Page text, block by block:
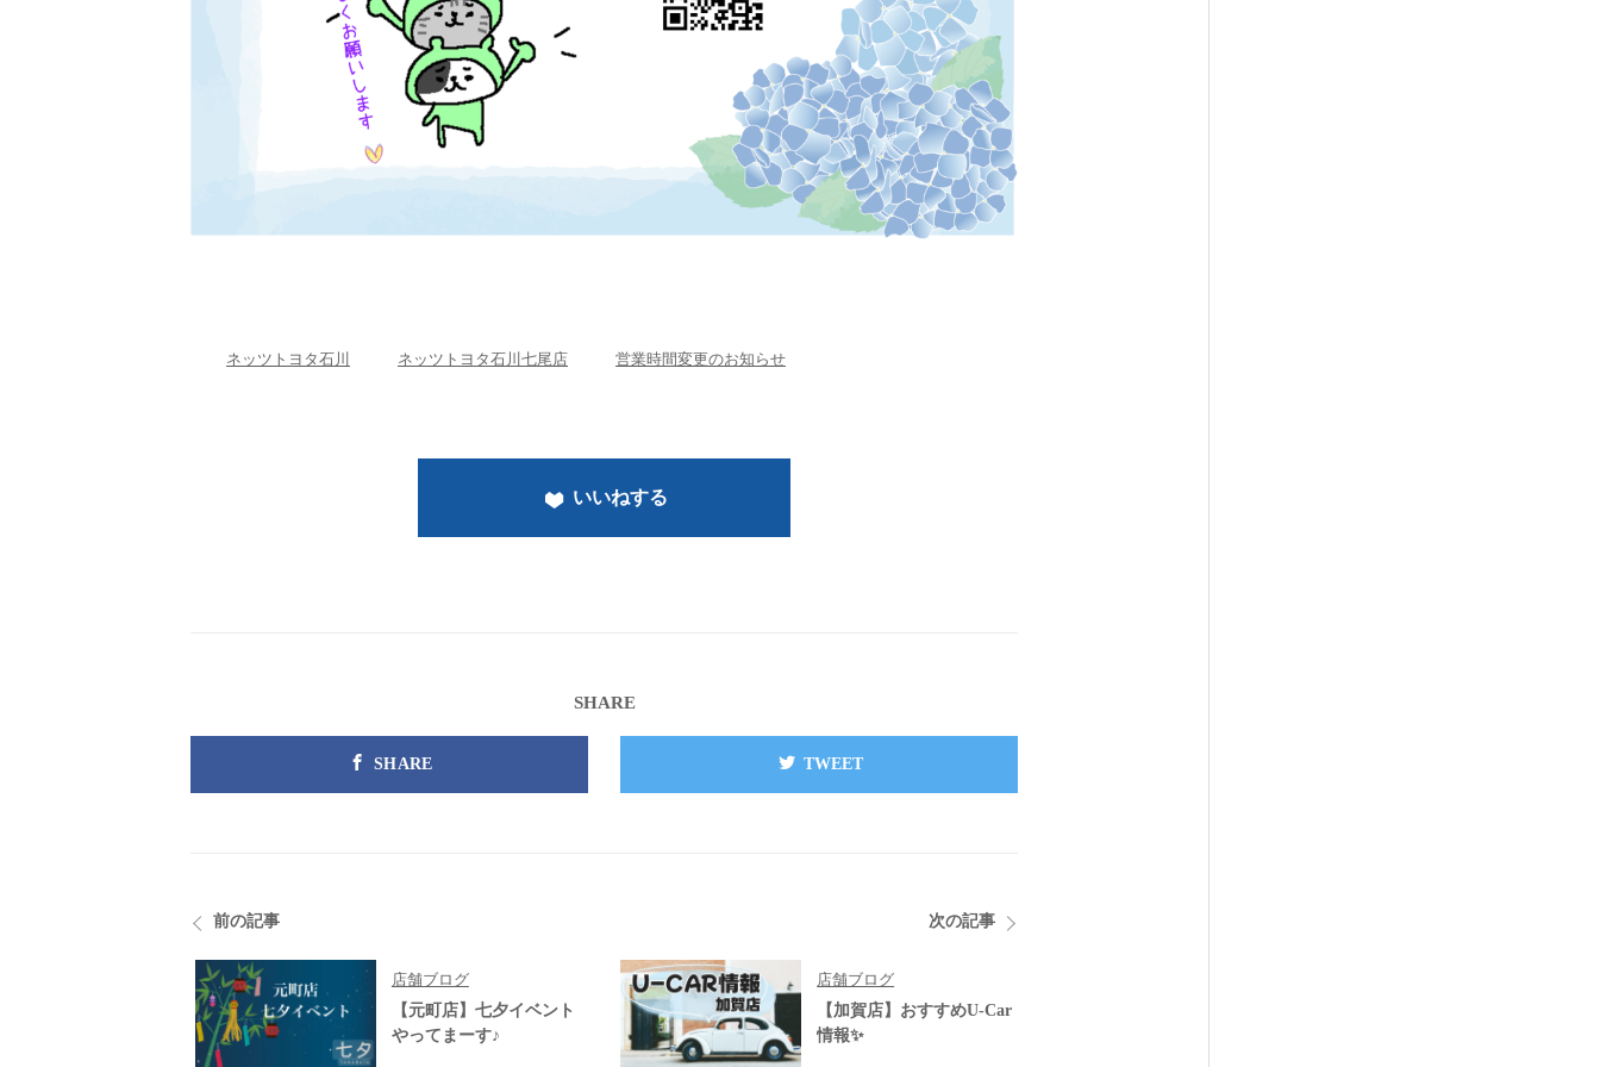
ネッツトヨタ石川 ネッツトヨタ石川七尾店 営業時間変更のお知らせ
いいねする
SHARE
SHARE TWEET
前の記事
店舗ブログ
【元町店】七夕イベント
やってまーす♪
次の記事
店舗ブログ
【加賀店】おすすめU-Car
情報✨